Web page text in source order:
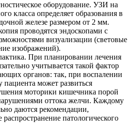
оборудование. УЗИ на
класса определяет образования в
железе размером от 2 мм.
проводятся эндоскопами с
визуализации (световые
изображений).
При планировании лечения
учитывается такой фактор
органов: так, при воспалении
пациента может развиться
моторики кишечника порой
оттока желчи. Каждому
даются рекомендации,
патологического